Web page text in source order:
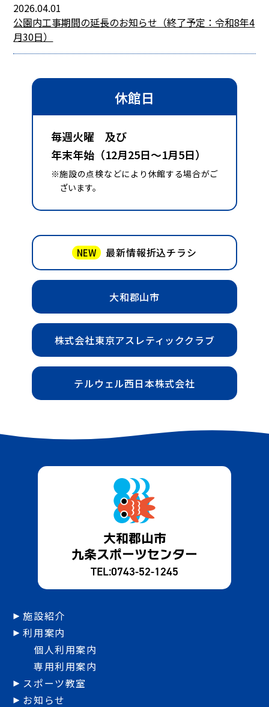
2026.04.01
公園内工事期間の延長のお知らせ（終了予定：令和8年4
月30日）
休館日
毎週火曜 及び
年末年始（12月25日～1月5日）
※施設の点検などにより休館する場合がご
ざいます。
NEW 最新情報折込チラシ
大和郡山市
株式会社東京アスレティッククラブ
テルウェル西日本株式会社
大和郡山市
九条スポーツセンター
TEL:0743-52-1245
施設紹介
利用案内
個人利用案内
専用利用案内
スポーツ教室
お知らせ